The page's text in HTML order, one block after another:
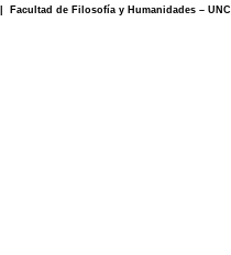
Facultad de Filosofía y Humanidades – UNC